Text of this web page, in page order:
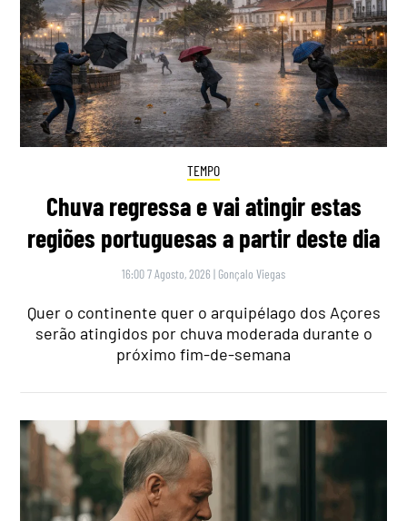
TEMPO
Chuva regressa e vai atingir estas
regiões portuguesas a partir deste dia
16:00 7 Agosto, 2026 | Gonçalo Viegas
Quer o continente quer o arquipélago dos Açores
serão atingidos por chuva moderada durante o
próximo fim-de-semana